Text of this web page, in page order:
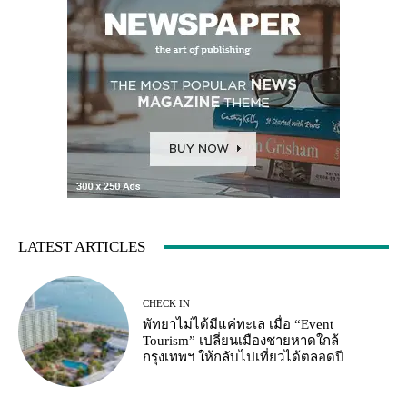
LATEST ARTICLES
CHECK IN
พัทยาไม่ได้มีแค่ทะเล เมื่อ “Event
Tourism” เปลี่ยนเมืองชายหาดใกล้
กรุงเทพฯ ให้กลับไปเที่ยวได้ตลอดปี